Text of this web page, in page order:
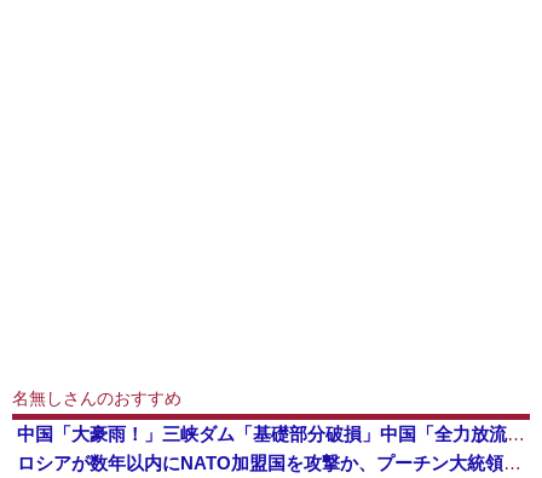
名無しさんのおすすめ
中国「大豪雨！」三峡ダム「基礎部分破損」中国「全力放流！」台風13号「中国上陸予測」台風15号「中国接近（画像」中国「台風同時上陸！（穀物生産が壊滅危機」→
ロシアが数年以内にNATO加盟国を攻撃か、プーチン大統領が追い詰められ…米情報機関分析！